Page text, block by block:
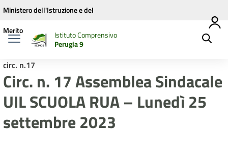
Vai ai contenuti
Vai al menu di navigazione
Vai al footer
Ministero dell'Istruzione e del
Merito
Istituto Comprensivo
Perugia 9
circ. n.17
Circ. n. 17 Assemblea Sindacale
UIL SCUOLA RUA – Lunedì 25
settembre 2023